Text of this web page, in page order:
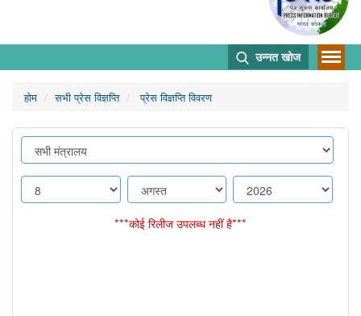
उन्नत खोज
होम सभी प्रेस विज्ञप्ति प्रेस विज्ञप्ति विवरण
***कोई रिलीज उपलब्ध नहीं है***